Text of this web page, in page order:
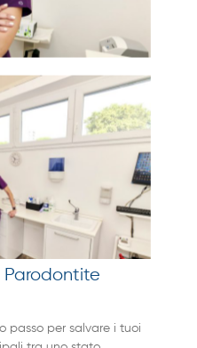
Parodontite
passo per salvare i tuoi